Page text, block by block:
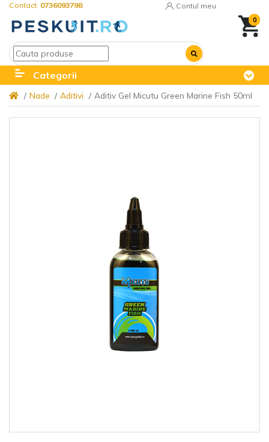
Contact: 0736093798 Contul meu
0
Categorii
Nade Aditivi Aditiv Gel Micutu Green Marine Fish 50ml